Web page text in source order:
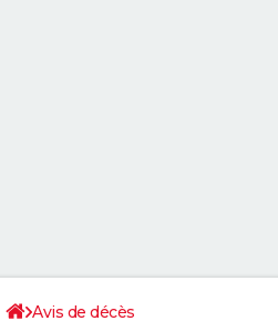
Avis de décès